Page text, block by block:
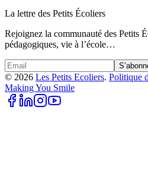
La lettre des Petits Écoliers
Rejoignez la communauté des Petits
pédagogiques, vie à l’école…
© 2026 Les Petits Ecoliers. Politique
Making You Smile